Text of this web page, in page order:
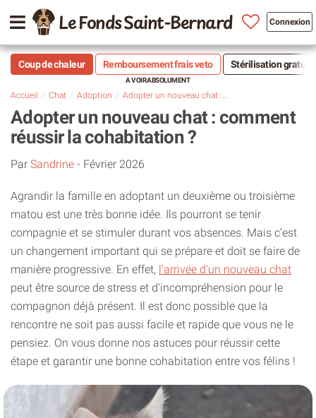
Le Fonds Saint-Bernard Connexion
Coup de chaleur Remboursement frais veto Stérilisation
Accueil Chat Adoption Adopter un nouveau chat : comment réussir la cohabitation ?
Adopter un nouveau chat : comment
réussir la cohabitation ?
Par Sandrine - Février 2026
Agrandir la famille en adoptant un deuxième ou troisième
matou est une très bonne idée. Ils pourront se tenir
compagnie et se stimuler durant vos absences. Mais c’est
un changement important qui se prépare et doit se faire de
manière progressive. En effet, l'arrivée d'un nouveau chat
peut être source de stress et d'incompréhension pour le
compagnon déjà présent. Il est donc possible que la
rencontre ne soit pas aussi facile et rapide que vous ne le
pensiez. On vous donne nos astuces pour réussir cette
étape et garantir une bonne cohabitation entre vos félins !